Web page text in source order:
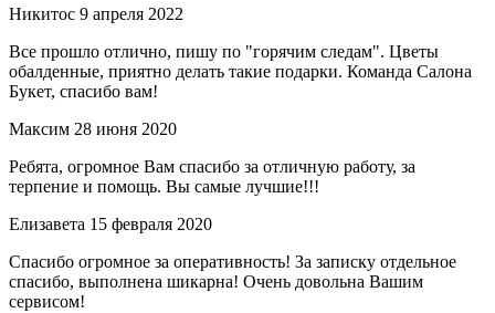
Никитос 9 апреля 2022
Все прошло отлично, пишу по "горячим следам". Цветы
обалденные, приятно делать такие подарки. Команда Салона
Букет, спасибо вам!
Максим 28 июня 2020
Ребята, огромное Вам спасибо за отличную работу, за
терпение и помощь. Вы самые лучшие!!!
Елизавета 15 февраля 2020
Спасибо огромное за оперативность! За записку отдельное
спасибо, выполнена шикарна! Очень довольна Вашим
сервисом!